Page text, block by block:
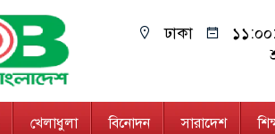
ঢাকা
খেলাধুলা বিনোদন সারাদেশ